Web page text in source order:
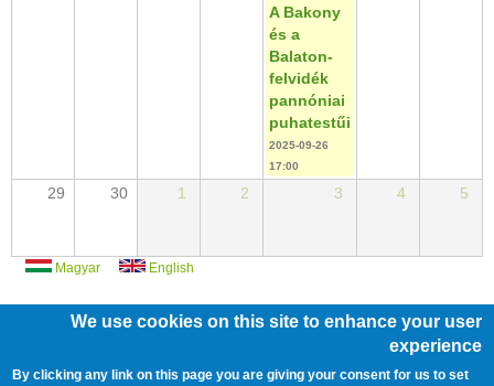
A Bakony
és a
Balaton-
felvidék
pannóniai
puhatestűi
2025-09-26
17:00
29 30 1 2 3 4 5
Magyar English
ÁLLÁSOK / ÜVEGZSEB/ KÖZÉRDEKŰ ADATOK/
We use cookies on this site to enhance your user
experience
By clicking any link on this page you are giving your consent for us to set